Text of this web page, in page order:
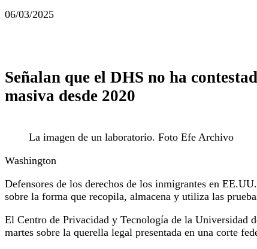
06/03/2025
Señalan que el DHS no ha
masiva desde 2020
La imagen de un laboratorio. Foto Efe Archivo
Washington
Defensores de los derechos de los inmigrantes en
sobre la forma que recopila, almacena y utiliza las
El Centro de Privacidad y Tecnología de la Universidad
martes sobre la querella legal presentada en una corte